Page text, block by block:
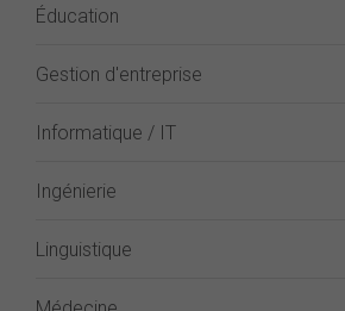
Éducation
Gestion d'entreprise
Informatique / IT
Ingénierie
Linguistique